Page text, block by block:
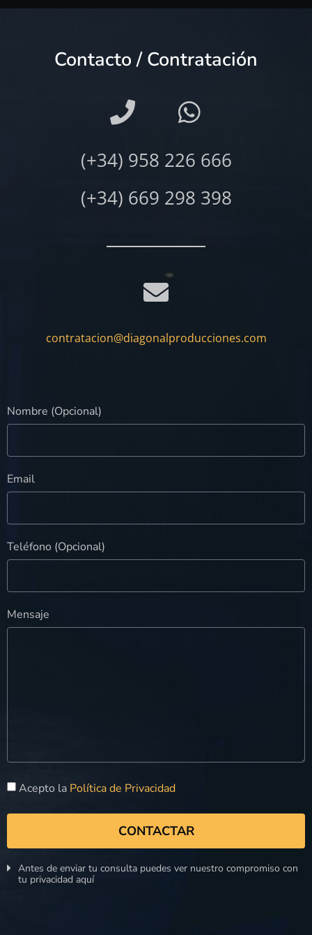
Contacto / Contratación
(+34) 958 226 666
(+34) 669 298 398
contratacion@diagonalproducciones.com
Nombre (Opcional)
Email
Teléfono (Opcional)
Mensaje
Acepto la Política de Privacidad
CONTACTAR
Antes de enviar tu consulta puedes ver nuestro compromiso con
tu privacidad aquí